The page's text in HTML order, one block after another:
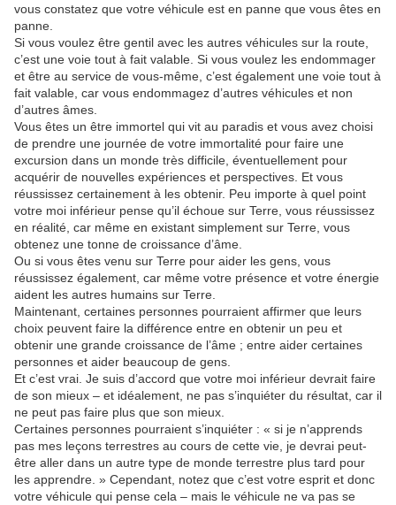
vous constatez que votre véhicule est en panne que vous êtes en
panne.
Si vous voulez être gentil avec les autres véhicules sur la route,
c’est une voie tout à fait valable. Si vous voulez les endommager
et être au service de vous-même, c’est également une voie tout à
fait valable, car vous endommagez d’autres véhicules et non
d’autres âmes.
Vous êtes un être immortel qui vit au paradis et vous avez choisi
de prendre une journée de votre immortalité pour faire une
excursion dans un monde très difficile, éventuellement pour
acquérir de nouvelles expériences et perspectives. Et vous
réussissez certainement à les obtenir. Peu importe à quel point
votre moi inférieur pense qu’il échoue sur Terre, vous réussissez
en réalité, car même en existant simplement sur Terre, vous
obtenez une tonne de croissance d’âme.
Ou si vous êtes venu sur Terre pour aider les gens, vous
réussissez également, car même votre présence et votre énergie
aident les autres humains sur Terre.
Maintenant, certaines personnes pourraient affirmer que leurs
choix peuvent faire la différence entre en obtenir un peu et
obtenir une grande croissance de l’âme ; entre aider certaines
personnes et aider beaucoup de gens.
Et c’est vrai. Je suis d’accord que votre moi inférieur devrait faire
de son mieux – et idéalement, ne pas s’inquiéter du résultat, car il
ne peut pas faire plus que son mieux.
Certaines personnes pourraient s’inquiéter : « si je n’apprends
pas mes leçons terrestres au cours de cette vie, je devrai peut-
être aller dans un autre type de monde terrestre plus tard pour
les apprendre. » Cependant, notez que c’est votre esprit et donc
votre véhicule qui pense cela – mais le véhicule ne va pas se